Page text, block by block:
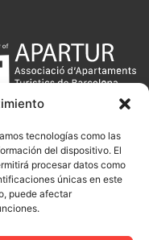
tecnologías como las
del dispositivo. El
procesar datos como
únicas en este
puede afectar